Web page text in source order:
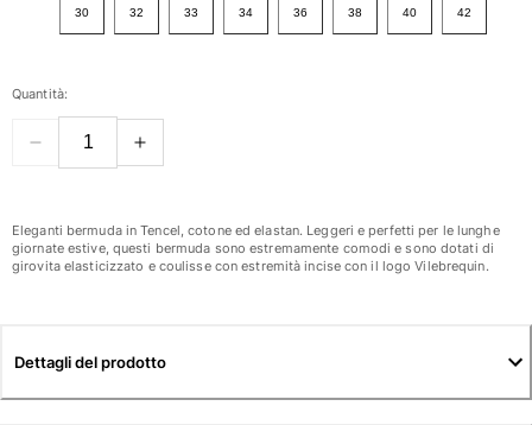
Costumi da bagno
Slips
Vedi tutti i Costumi da bagno
Abbigliamento
Shorts
Camicie
30 32 33 34 36 38 40 42
Quantità:
Eleganti bermuda in Tencel, cotone ed elastan. Leggeri e perfetti per le lunghe
giornate estive, questi bermuda sono estremamente comodi e sono dotati di
girovita elasticizzato e coulisse con estremità incise con il logo Vilebrequin.
Dettagli del prodotto